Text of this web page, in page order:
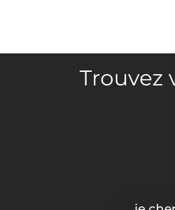
Trouvez